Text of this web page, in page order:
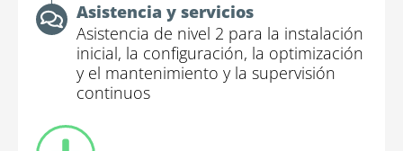
Asistencia y servicios
Asistencia de nivel 2 para la instalación
inicial, la configuración, la optimización
y el mantenimiento y la supervisión
continuos